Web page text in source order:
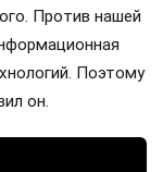
Против нашей
Поэтому
он.